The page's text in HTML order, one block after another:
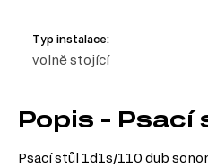
Typ instalace:
volně stojící
Popis - Psací
Psací stůl 1d1s/110 dub